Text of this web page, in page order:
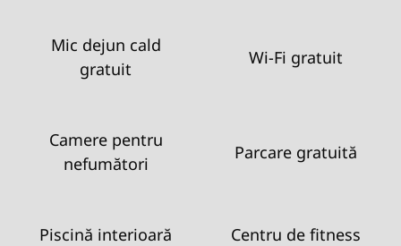
Mic dejun cald
gratuit
Wi-Fi gratuit
Camere pentru
nefumători
Parcare gratuită
Piscină interioară Centru de fitness